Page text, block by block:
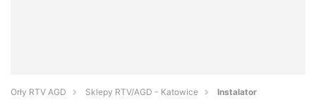
Orły RTV AGD Sklepy RTV/AGD - Katowice Instalator